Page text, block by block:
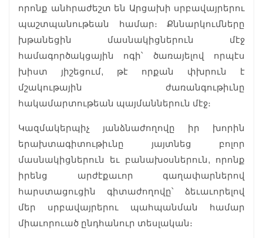
որոնք անհրաժեշտ են Արցախի սրբավայրերու
պաշտպանութեան համար։ Քննարկումները
խթանեցին մասնակիցներուն մէջ
համագործակցային ոգի՝ ծառայելով որպէս
խիստ յիշեցում, թէ որքան փխրուն է
մշակութային ժառանգութիւնը
հակամարտութեան պայմաններուն մէջ։
Կազմակերպիչ յանձնաժողովը իր խորին
երախտագիտութիւնը յայտնեց բոլոր
մասնակիցներուն եւ բանախօսներուն, որոնք
իրենց արժէքաւոր գաղափարներով
հարստացուցին գիտաժողովը՝ ձեւաւորելով
մեր սրբավայրերու պահպանման համար
միաւորուած ընդհանուր տեսլական։